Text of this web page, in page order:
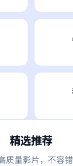
精选推荐
质量影片，不容